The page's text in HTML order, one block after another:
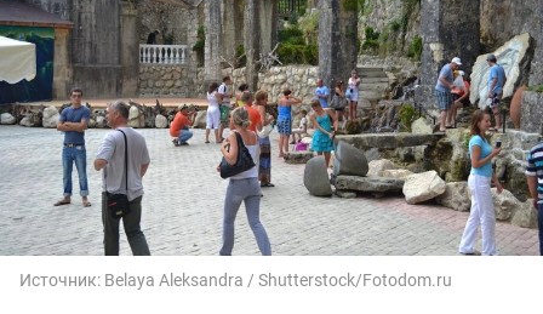
Источник: Belaya Aleksandra / Shutterstock/Fotodom.ru